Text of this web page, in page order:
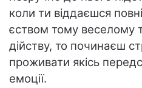
коли ти віддаєшся
єством тому веселому
дійству, то починаєш
проживати якісь
емоції.